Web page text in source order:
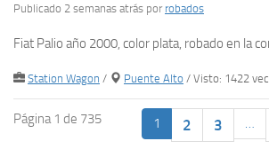
Publicado 2 semanas atrás por robados
Fiat Palio año 2000, color plata, robado en la
Station Wagon / Puente Alto / Visto: 1422
Página 1 de 735 1 2 3 …